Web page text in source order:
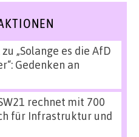
zu „Solange es die AfD
Gedenken an
rechnet mit 700
für Infrastruktur und